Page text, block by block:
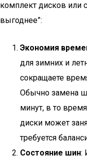
комплект дисков или
выгоднее”:
Экономия
для зимних и
сокращаете
Обычно замена
минут, в то
диски может
требуется
Состояние шин: